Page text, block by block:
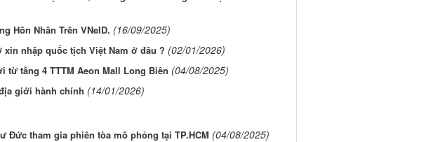
Hôn Nhân Trên VNeID. (16/09/2025)
nhập quốc tịch Việt Nam ở đâu ? (02/01/2026)
từ tầng 4 TTTM Aeon Mall Long Biên (04/08/2025)
giới hành chính (14/01/2026)
Đức tham gia phiên tòa mô phỏng tại TP.HCM (04/08/2025)